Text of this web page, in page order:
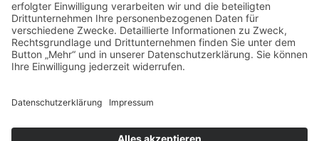
Foto: stefanpalmen_official via Instagram